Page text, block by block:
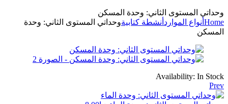
وحداتي المستوى الثاني: وحدة المسكن
Home أنواع الموارد أنشطة كتابيةوحداتي المستوى الثاني: وحدة
المسكن
Availability: In Stock
Prev